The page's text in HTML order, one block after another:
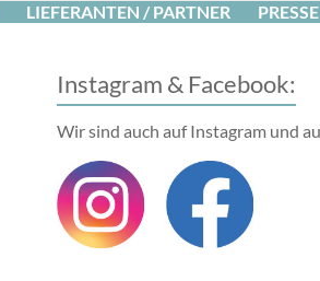
LIEFERANTEN / PARTNER PRESSE
Instagram & Facebook:
Wir sind auch auf Instagram und